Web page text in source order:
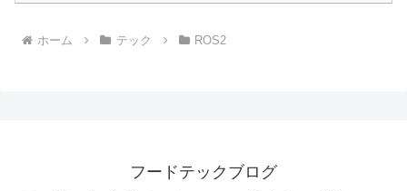
ホーム テック ROS2
フードテックブログ